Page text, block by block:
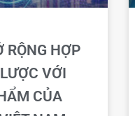
RỘNG HỢP
VỚI
CỦA